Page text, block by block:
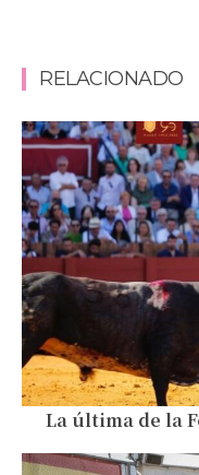
RELACIONADO
La última de la